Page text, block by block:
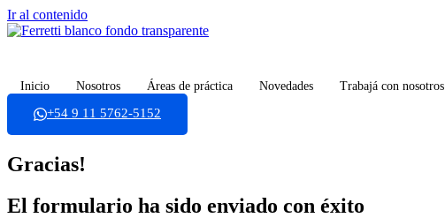
Ir al contenido
Inicio Nosotros Áreas de práctica Novedades Trabajá con nosotros
+54 9 11 5762-5152
Gracias!
El formulario ha sido enviado con éxito